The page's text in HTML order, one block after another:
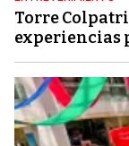
Torre
experiencias